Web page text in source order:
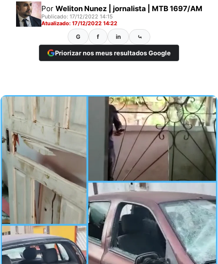
Por Weliton Nunez | jornalista | MTB 1697/AM
Publicado: 17/12/2022 14:15
Atualizado: 17/12/2022 14:22
G f in ⤿
Priorizar nos meus resultados Google